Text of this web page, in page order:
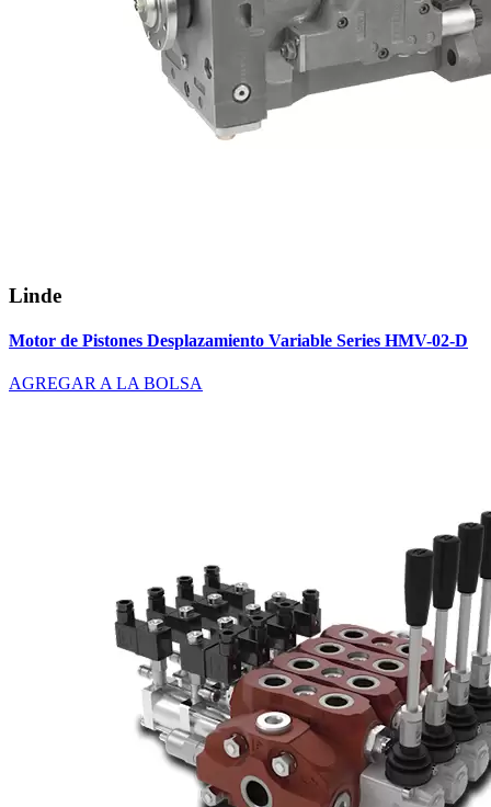
Linde
Motor de Pistones Desplazamiento Variable Series HMV-02-D
AGREGAR A LA BOLSA